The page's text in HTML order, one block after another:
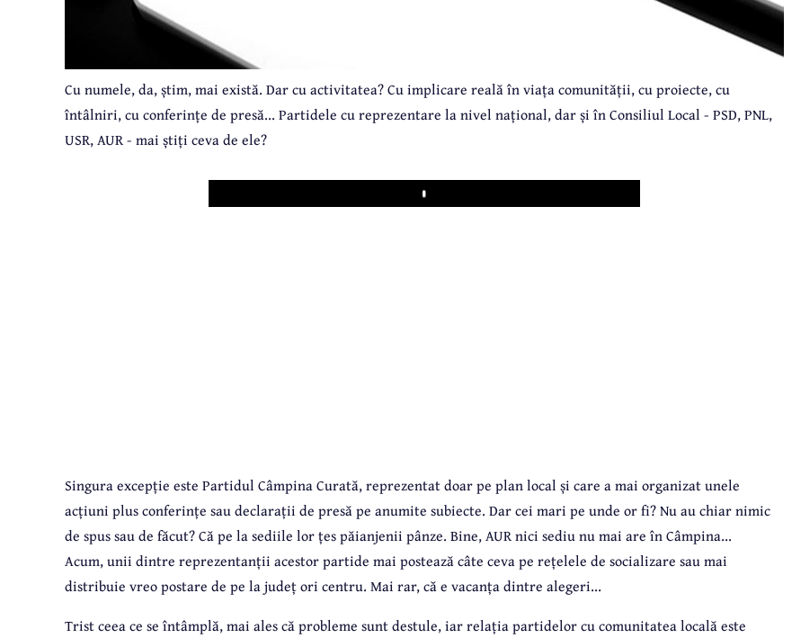
Cu numele, da, știm, mai există. Dar cu activitatea? Cu implicare reală în viața comunității, cu proiecte, cu
întâlniri, cu conferințe de presă... Partidele cu reprezentare la nivel național, dar și în Consiliul Local - PSD, PNL,
USR, AUR - mai știți ceva de ele?
Play
Singura excepție este Partidul Câmpina Curată, reprezentat doar pe plan local și care a mai organizat unele
acțiuni plus conferințe sau declarații de presă pe anumite subiecte. Dar cei mari pe unde or fi? Nu au chiar nimic
de spus sau de făcut? Că pe la sediile lor țes păianjenii pânze. Bine, AUR nici sediu nu mai are în Câmpina...
Acum, unii dintre reprezentanții acestor partide mai postează câte ceva pe rețelele de socializare sau mai
distribuie vreo postare de pe la județ ori centru. Mai rar, că e vacanța dintre alegeri...
Trist ceea ce se întâmplă, mai ales că probleme sunt destule, iar relația partidelor cu comunitatea locală este